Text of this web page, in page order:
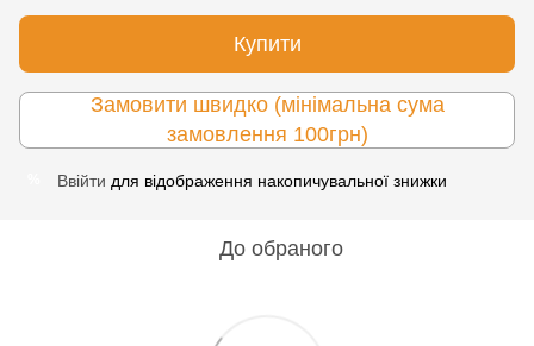
Купити
Замовити швидко (мінімальна сума
замовлення 100грн)
Ввійти для відображення накопичувальної знижки
До обраного